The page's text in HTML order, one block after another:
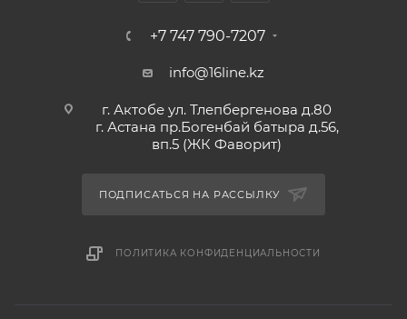
+7 747 790-7207
info@16line.kz
г. Актобе ул. Тлепбергенова д.80
г. Астана пр.Богенбай батыра д.56,
вп.5 (ЖК Фаворит)
ПОДПИСАТЬСЯ НА РАССЫЛКУ
ПОЛИТИКА КОНФИДЕНЦИАЛЬНОСТИ